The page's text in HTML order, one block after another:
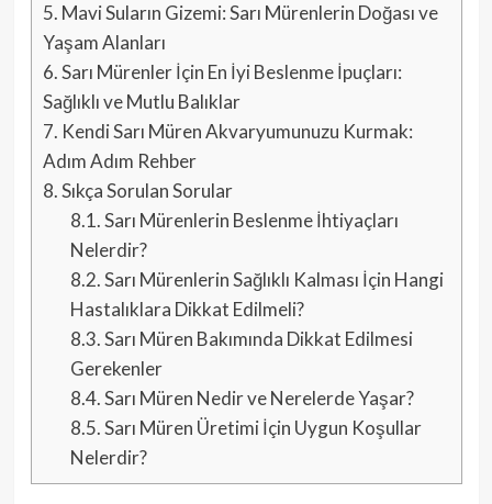
5. Mavi Suların Gizemi: Sarı Mürenlerin Doğası ve
Yaşam Alanları
6.Sarı Mürenler İçin En İyi Beslenme İpuçları:
Sağlıklı ve Mutlu Balıklar
7. Kendi Sarı Müren Akvaryumunuzu Kurmak:
Adım Adım Rehber
8.Sıkça Sorulan Sorular
8.1.Sarı Mürenlerin Beslenme İhtiyaçları
Nelerdir?
8.2.Sarı Mürenlerin Sağlıklı Kalması İçin Hangi
Hastalıklara Dikkat Edilmeli?
8.3.Sarı Müren Bakımında Dikkat Edilmesi
Gerekenler
8.4.Sarı Müren Nedir ve Nerelerde Yaşar?
8.5.Sarı Müren Üretimi İçin Uygun Koşullar
Nelerdir?